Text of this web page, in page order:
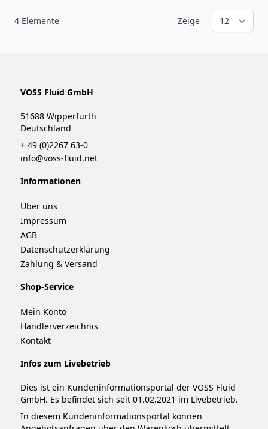
4 Elemente Zeige
VOSS Fluid GmbH
51688 Wipperfürth
Deutschland
+ 49 (0)2267 63-0
info@voss-fluid.net
Informationen
Über uns
Impressum
AGB
Datenschutzerklärung
Zahlung & Versand
Shop-Service
Mein Konto
Händlerverzeichnis
Kontakt
Infos zum Livebetrieb
Dies ist ein Kundeninformationsportal der VOSS Fluid
GmbH. Es befindet sich seit 01.02.2021 im Livebetrieb.
In diesem Kundeninformationsportal können